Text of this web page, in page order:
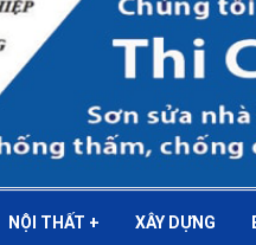
NỘI THẤT + XÂY DỰNG